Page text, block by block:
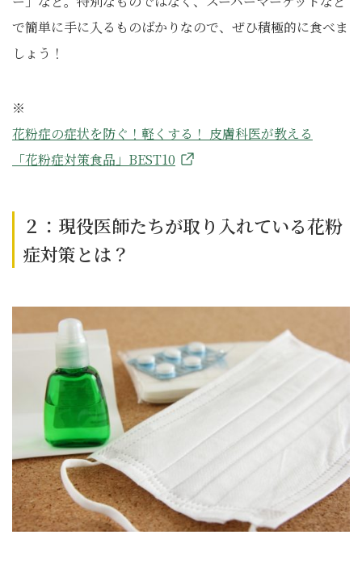
で簡単に手に入るものばかりなので、ぜひ積極的に食べま
しょう！
※
花粉症の症状を防ぐ！軽くする！ 皮膚科医が教える
「花粉症対策食品」BEST10
２：現役医師たちが取り入れている花粉
症対策とは？